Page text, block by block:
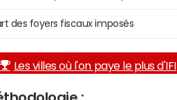
des foyers fiscaux imposés
Les villes où l'on paye le plus d'IFI
: